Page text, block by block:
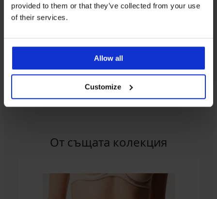
provided to them or that they’ve collected from your use
of their services.
Allow all
Customize
От същата колекция